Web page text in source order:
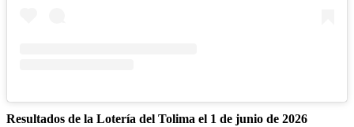
Resultados de la Lotería del Tolima el 1 de junio de 2026